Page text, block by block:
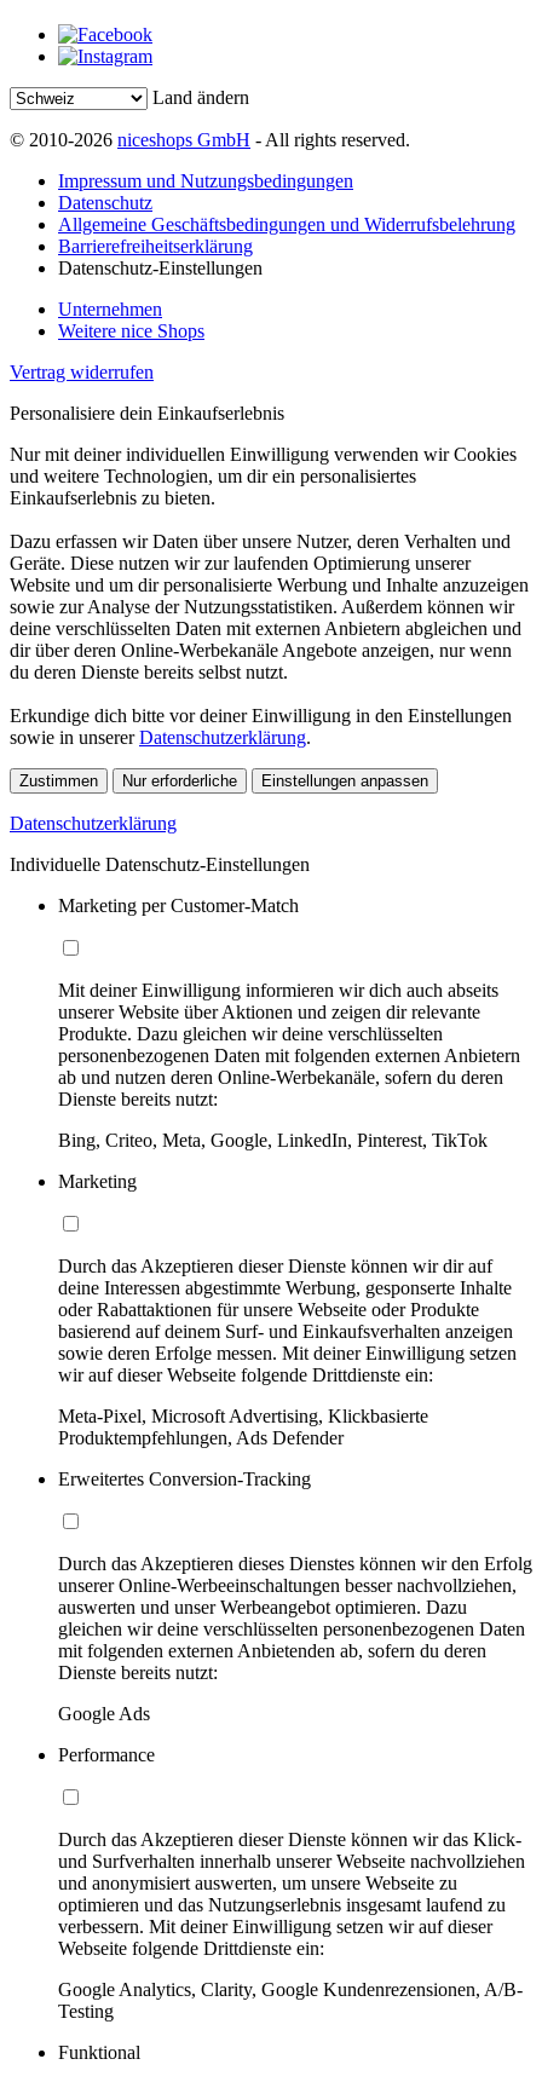
Land ändern
© 2010-2026 niceshops GmbH - All rights reserved.
Impressum und Nutzungsbedingungen
Datenschutz
Allgemeine Geschäftsbedingungen und Widerrufsbelehrung
Barrierefreiheitserklärung
Datenschutz-Einstellungen
Unternehmen
Weitere nice Shops
Vertrag widerrufen
Personalisiere dein Einkaufserlebnis
Nur mit deiner individuellen Einwilligung verwenden wir Cookies
und weitere Technologien, um dir ein personalisiertes
Einkaufserlebnis zu bieten.
Dazu erfassen wir Daten über unsere Nutzer, deren Verhalten und
Geräte. Diese nutzen wir zur laufenden Optimierung unserer
Website und um dir personalisierte Werbung und Inhalte anzuzeigen
sowie zur Analyse der Nutzungsstatistiken. Außerdem können wir
deine verschlüsselten Daten mit externen Anbietern abgleichen und
dir über deren Online-Werbekanäle Angebote anzeigen, nur wenn
du deren Dienste bereits selbst nutzt.
Erkundige dich bitte vor deiner Einwilligung in den Einstellungen
sowie in unsererDatenschutzerklärung.
Zustimmen Nur erforderliche Einstellungen anpassen
Datenschutzerklärung
Individuelle Datenschutz-Einstellungen
Marketing per Customer-Match
Mit deiner Einwilligung informieren wir dich auch abseits
unserer Website über Aktionen und zeigen dir relevante
Produkte. Dazu gleichen wir deine verschlüsselten
personenbezogenen Daten mit folgenden externen Anbietern
ab und nutzen deren Online-Werbekanäle, sofern du deren
Dienste bereits nutzt:
Bing, Criteo, Meta, Google, LinkedIn, Pinterest, TikTok
Marketing
Durch das Akzeptieren dieser Dienste können wir dir auf
deine Interessen abgestimmte Werbung, gesponserte Inhalte
oder Rabattaktionen für unsere Webseite oder Produkte
basierend auf deinem Surf- und Einkaufsverhalten anzeigen
sowie deren Erfolge messen. Mit deiner Einwilligung setzen
wir auf dieser Webseite folgende Drittdienste ein:
Meta-Pixel, Microsoft Advertising, Klickbasierte
Produktempfehlungen, Ads Defender
Erweitertes Conversion-Tracking
Durch das Akzeptieren dieses Dienstes können wir den Erfolg
unserer Online-Werbeeinschaltungen besser nachvollziehen,
auswerten und unser Werbeangebot optimieren. Dazu
gleichen wir deine verschlüsselten personenbezogenen Daten
mit folgenden externen Anbietenden ab, sofern du deren
Dienste bereits nutzt:
Google Ads
Performance
Durch das Akzeptieren dieser Dienste können wir das Klick-
und Surfverhalten innerhalb unserer Webseite nachvollziehen
und anonymisiert auswerten, um unsere Webseite zu
optimieren und das Nutzungserlebnis insgesamt laufend zu
verbessern. Mit deiner Einwilligung setzen wir auf dieser
Webseite folgende Drittdienste ein:
Google Analytics, Clarity, Google Kundenrezensionen, A/B-
Testing
Funktional